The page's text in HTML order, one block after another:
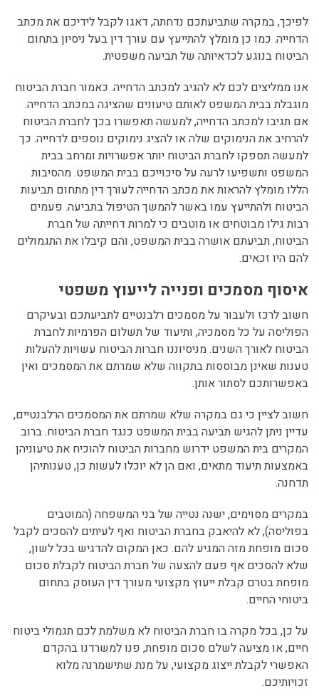
לפיכך, במקרה שתביעתכם נדחתה, דאגו לקבל לידיכם את מכתב
הדחייה. כמו כן מומלץ להתייעץ עם עורך דין בעל ניסיון בתחום
הביטוח בנוגע לכדאיותה של תביעה משפטית.
אנו ממליצים לכם לא להגיב למכתב הדחייה. כאמור חברת הביטוח
מוגבלת בבית המשפט לאותם טיעונים שהציגה במכתב הדחייה.
אם תגיבו למכתב הדחייה, למעשה תאפשרו בכך לחברת הביטוח
להרחיב את הנימוקים שלה או להציג נימוקים נוספים לדחייה. כך
למעשה תספקו לחברת הביטוח יותר אפשרויות ומרחב בבית
המשפט ותשפיעו לרעה על סיכוייכם בבית המשפט. מהסיבות
הללו מומלץ להראות את מכתב הדחייה לעורך דין מתחום תביעות
הביטוח ולהתייעץ עמו באשר להמשך הטיפול בתביעה. פעמים
רבות גילו מבוטחים או מוטבים כי למרות דחייתה של חברת
הביטוח, תביעתם אושרה בבית המשפט, והם קיבלו את התגמולים
להם היו זכאים.
איסוף מסמכים ופנייה לייעוץ משפטי
חשוב לרכז ולעבור על מסמכים רלבנטיים לתביעתכם ובעיקרם
הפוליסה על כל מסמכיה, ותיעוד של תשלום הפרמיות לחברת
הביטוח לאורך השנים. מניסיוננו חברות הביטוח עשויות להעלות
טענות שאינן מבוססות בתקווה שלא שמרתם את המסמכים ואין
באפשרותכם לסתור אותן.
חשוב לציין כי גם במקרה שלא שמרתם את המסמכים הרלבנטיים,
עדיין ניתן להגיש תביעה בבית המשפט כנגד חברת הביטוח. ברוב
המקרים בית המשפט ידרוש מחברות הביטוח להוכיח את טיעוניהן
באמצעות תיעוד מתאים, ואם הן לא יוכלו לעשות כן, טענותיהן
תדחנה.
במקרים מסוימים, ישנה נטייה של בני המשפחה (המוטבים
בפוליסה), לא להיאבק בחברת הביטוח ואף לעיתים להסכים לקבל
סכום מופחת מזה המגיע להם. כאן המקום להדגיש בכל לשון,
שלא להסכים אף פעם להצעה של חברת הביטוח לקבלת סכום
מופחת בטרם קבלת ייעוץ מקצועי מעורך דין העוסק בתחום
ביטוחי החיים.
על כן, בכל מקרה בו חברת הביטוח לא משלמת לכם תגמולי ביטוח
חיים, או מציעה לשלם סכום מופחת, פנו למשרדנו בהקדם
האפשרי לקבלת ייצוג מקצועי, על מנת שתישמרנה מלוא
זכויותיכם.